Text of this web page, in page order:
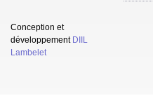
Conception et
développement DIIL
Lambelet